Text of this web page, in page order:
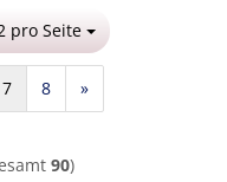
pro Seite
Seite
7 8 »
90)